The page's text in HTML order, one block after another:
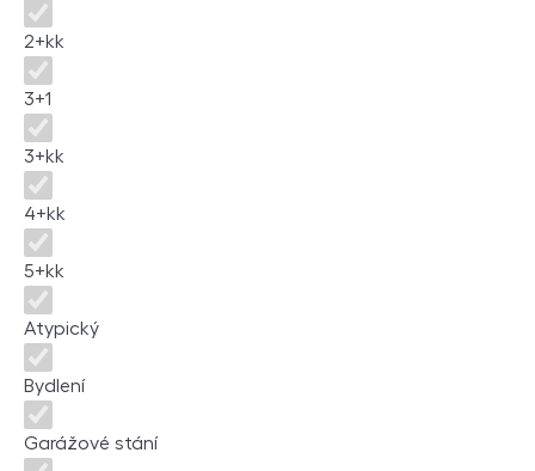
2+kk
3+1
3+kk
4+kk
5+kk
Atypický
Bydlení
Garážové stání